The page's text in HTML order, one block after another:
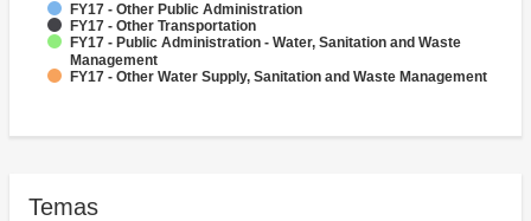
FY17 - Other Public Administration
FY17 - Other Transportation
FY17 - Public Administration - Water, Sanitation and Waste
Management
FY17 - Other Water Supply, Sanitation and Waste Management
Temas